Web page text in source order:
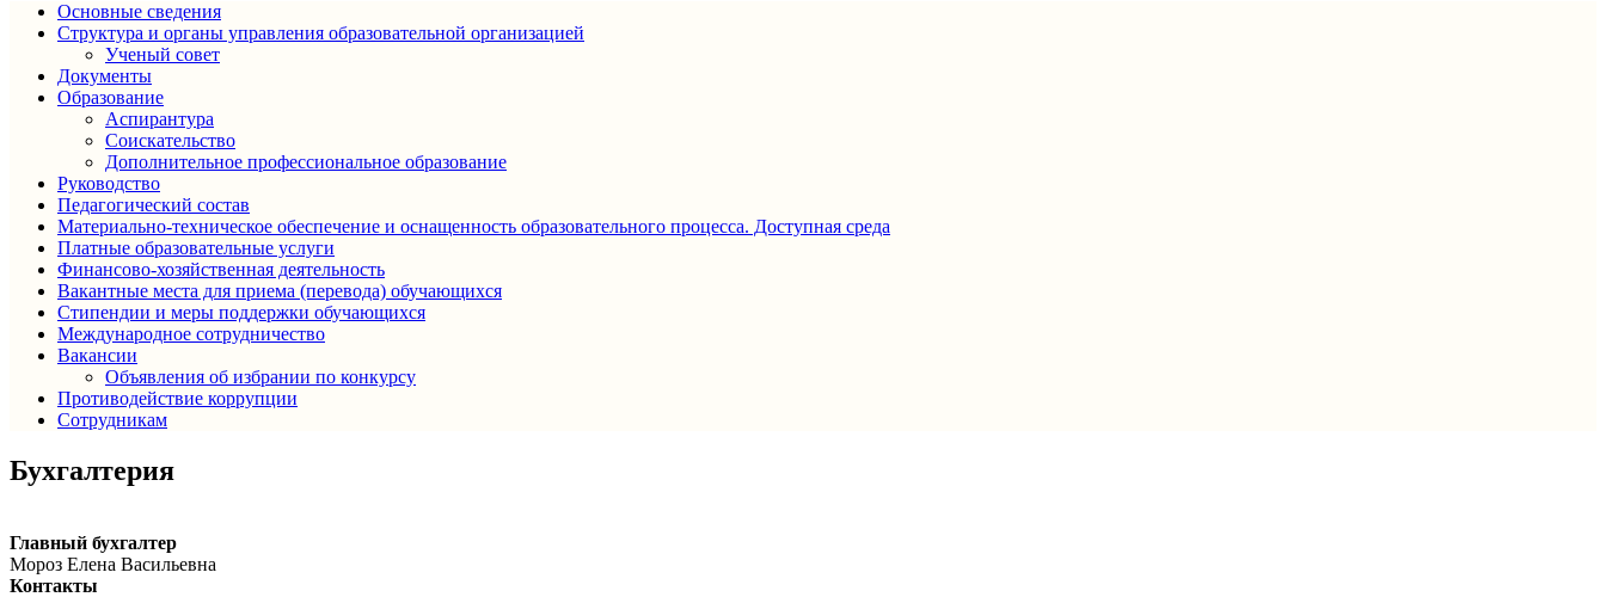
Основные сведения
Структура и органы управления образовательной организацией
Ученый совет
Документы
Образование
Аспирантура
Соискательство
Дополнительное профессиональное образование
Руководство
Педагогический состав
Материально-техническое обеспечение и оснащенность образовательного процесса. Доступная среда
Платные образовательные услуги
Финансово-хозяйственная деятельность
Вакантные места для приема (перевода) обучающихся
Стипендии и меры поддержки обучающихся
Международное сотрудничество
Вакансии
Объявления об избрании по конкурсу
Противодействие коррупции
Сотрудникам
Бухгалтерия
Главный бухгалтер
Мороз Елена Васильевна
Контакты